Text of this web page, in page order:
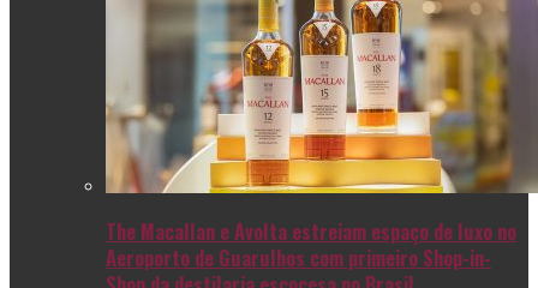
The Macallan e Avolta estreiam espaço de luxo no
Aeroporto de Guarulhos com primeiro Shop-in-